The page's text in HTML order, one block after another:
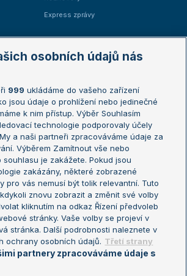
Express zprávy
Australian Open
French Open
Wimbledon
US Open
Turnaj mistrů
Turnaj mistryň
osobních údajů nás
999 ukládáme do vašeho zařízení
jsou údaje o prohlížení nebo jedinečné
k nim přístup. Výběr Souhlasím
technologie podporovaly účely
a naši partneři zpracováváme údaje za
Výběrem Zamítnout vše nebo
souhlasu je zakážete. Pokud jsou
zakázány, některé zobrazené
pro vás nemusí být tolik relevantní. Tuto
znovu zobrazit a změnit své volby
kliknutím na odkaz Řízení předvoleb
stránky. Vaše volby se projeví v
stránka. Další podrobnosti naleznete v
ochrany osobních údajů. Třetí strany
partnery zpracováváme údaje s